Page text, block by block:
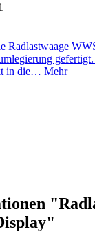
Radlastwaage
in die… Mehr